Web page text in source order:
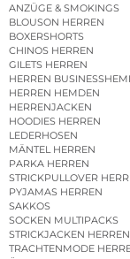
ANZÜGE & SMOKINGS
BLOUSON HERREN
BOXERSHORTS
CHINOS HERREN
GILETS HERREN
HERREN
HERREN HEMDEN
HERRENJACKEN
HOODIES HERREN
LEDERHOSEN
MÄNTEL HERREN
PARKA HERREN
STRICKPULLOVER
PYJAMAS HERREN
SAKKOS
SOCKEN MULTIPACKS
STRICKJACKEN HERREN
TRACHTENMODE